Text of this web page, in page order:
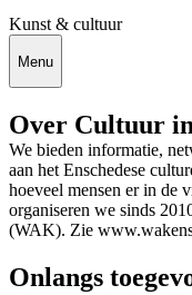
Kunst & cultuur
Menu
Over Cultuur
We bieden informatie,
aan het Enschedese
hoeveel mensen er in de
organiseren we sinds
(WAK). Zie
Onlangs